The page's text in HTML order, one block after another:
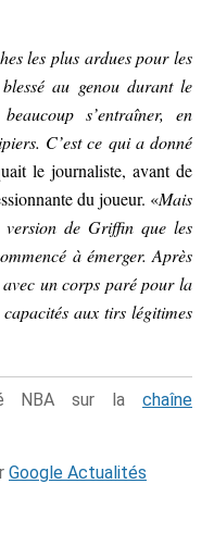
les plus ardues pour les
au genou durant le
s’entraîner, en
C’est ce qui a donné
le journaliste, avant de
du joueur. «Mais
de Griffin que les
à émerger. Après
un corps paré pour la
aux tirs légitimes
NBA sur la chaîne
Google Actualités